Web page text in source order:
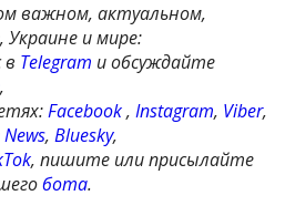
важном, актуальном,
Украине и мире:
в Telegram и обсуждайте
,
Facebook,Instagram, Viber,
,Bluesky,
, пишите или присылайте
бота.